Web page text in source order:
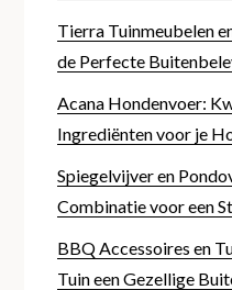
Tierra Tuinmeubelen
de Perfecte
Acana Hondenvoer:
Ingrediënten voor je
Spiegelvijver en
Combinatie voor een
BBQ Accessoires en
Tuin een Gezellige